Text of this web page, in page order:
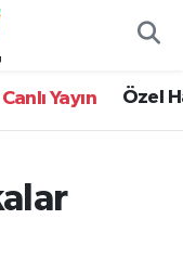
Canlı Yayın Özel